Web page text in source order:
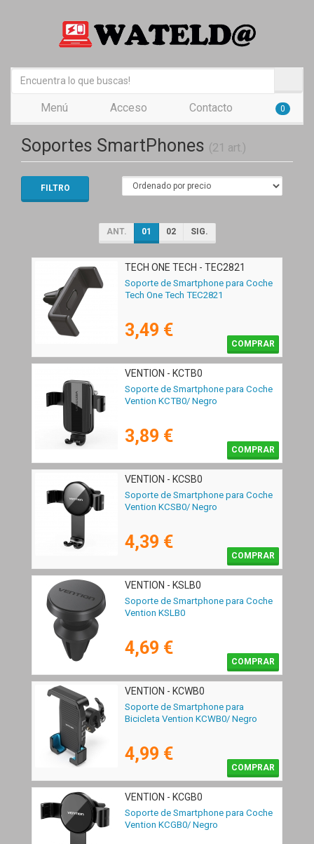
Menú Acceso Contacto 0
Soportes SmartPhones (21 art.)
FILTRO
ANT. 01 02 SIG.
TECH ONE TECH - TEC2821
Soporte de Smartphone para Coche
Tech One Tech TEC2821
3,49 €
COMPRAR
VENTION - KCTB0
Soporte de Smartphone para Coche
Vention KCTB0/ Negro
3,89 €
COMPRAR
VENTION - KCSB0
Soporte de Smartphone para Coche
Vention KCSB0/ Negro
4,39 €
COMPRAR
VENTION - KSLB0
Soporte de Smartphone para Coche
Vention KSLB0
4,69 €
COMPRAR
VENTION - KCWB0
Soporte de Smartphone para
Bicicleta Vention KCWB0/ Negro
4,99 €
COMPRAR
VENTION - KCGB0
Soporte de Smartphone para Coche
Vention KCGB0/ Negro